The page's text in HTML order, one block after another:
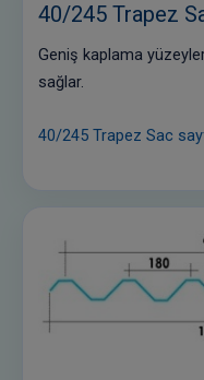
40/245 Trapez
Geniş kaplama
sağlar.
40/245 Trapez Sac